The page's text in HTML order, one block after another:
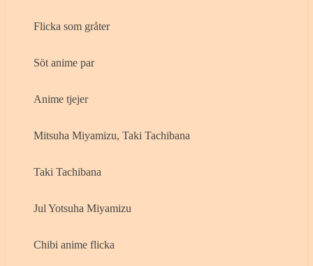
Flicka som gråter
Söt anime par
Anime tjejer
Mitsuha Miyamizu, Taki Tachibana
Taki Tachibana
Jul Yotsuha Miyamizu
Chibi anime flicka